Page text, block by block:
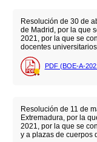
Resolución de 30 de
de Madrid, por la que
2021, por la que se
docentes
PDF (BOE-A-
Resolución de 11 de
Extremadura, por la
2021, por la que se
y a plazas de cuerpos